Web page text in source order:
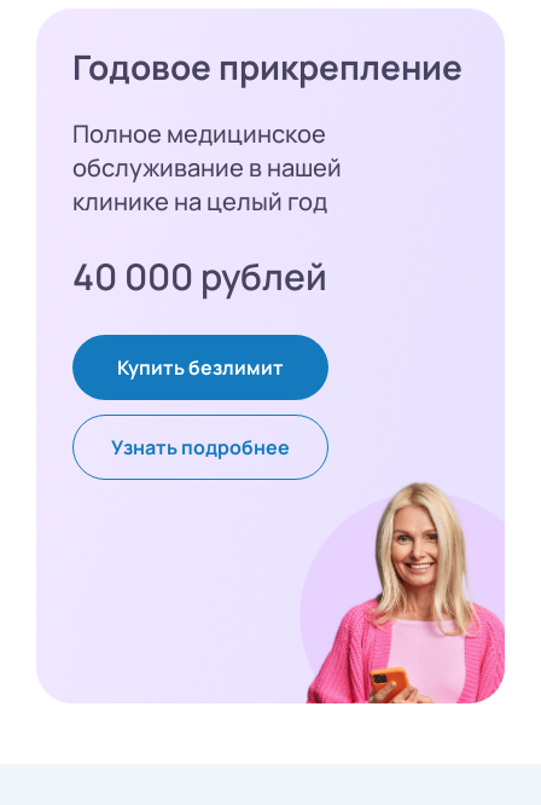
Годовое прикрепление
Полное медицинское
обслуживание в нашей
клинике на целый год
40 000 рублей
Купить безлимит
Узнать подробнее